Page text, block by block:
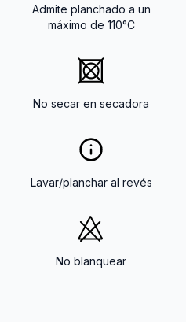
Admite planchado a un
máximo de 110°C
No secar en secadora
Lavar/planchar al revés
No blanquear